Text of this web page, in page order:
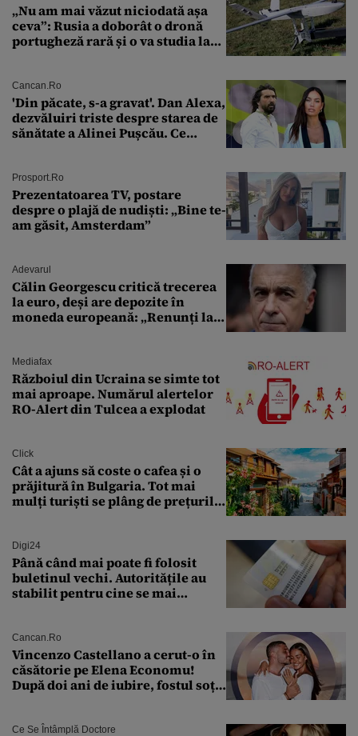
„Nu am mai văzut niciodată așa
ceva”: Rusia a doborât o dronă
portugheză rară și o va studia la
Cancan.ro
'Din păcate, s-a gravat'. Dan Alexa,
dezvăluiri triste despre starea de
sănătate a Alinei Pușcău. Ce
Prosport.ro
Prezentatoarea TV, postare
despre o plajă de nudiști: „Bine te-
am găsit, Amsterdam”
Adevarul
Călin Georgescu critică trecerea
la euro, deși are depozite în
moneda europeană: „Renunți la
Mediafax
Războiul din Ucraina se simte tot
mai aproape. Numărul alertelor
RO-Alert din Tulcea a explodat
Click
Cât a ajuns să coste o cafea și o
prăjitură în Bulgaria. Tot mai
mulți turiști se plâng de prețurile
Digi24
Până când mai poate fi folosit
buletinul vechi. Autoritățile au
stabilit pentru cine se mai
Cancan.ro
Vincenzo Castellano a cerut-o în
căsătorie pe Elena Economu!
După doi ani de iubire, fostul soț
Ce Se Întâmplă Doctore